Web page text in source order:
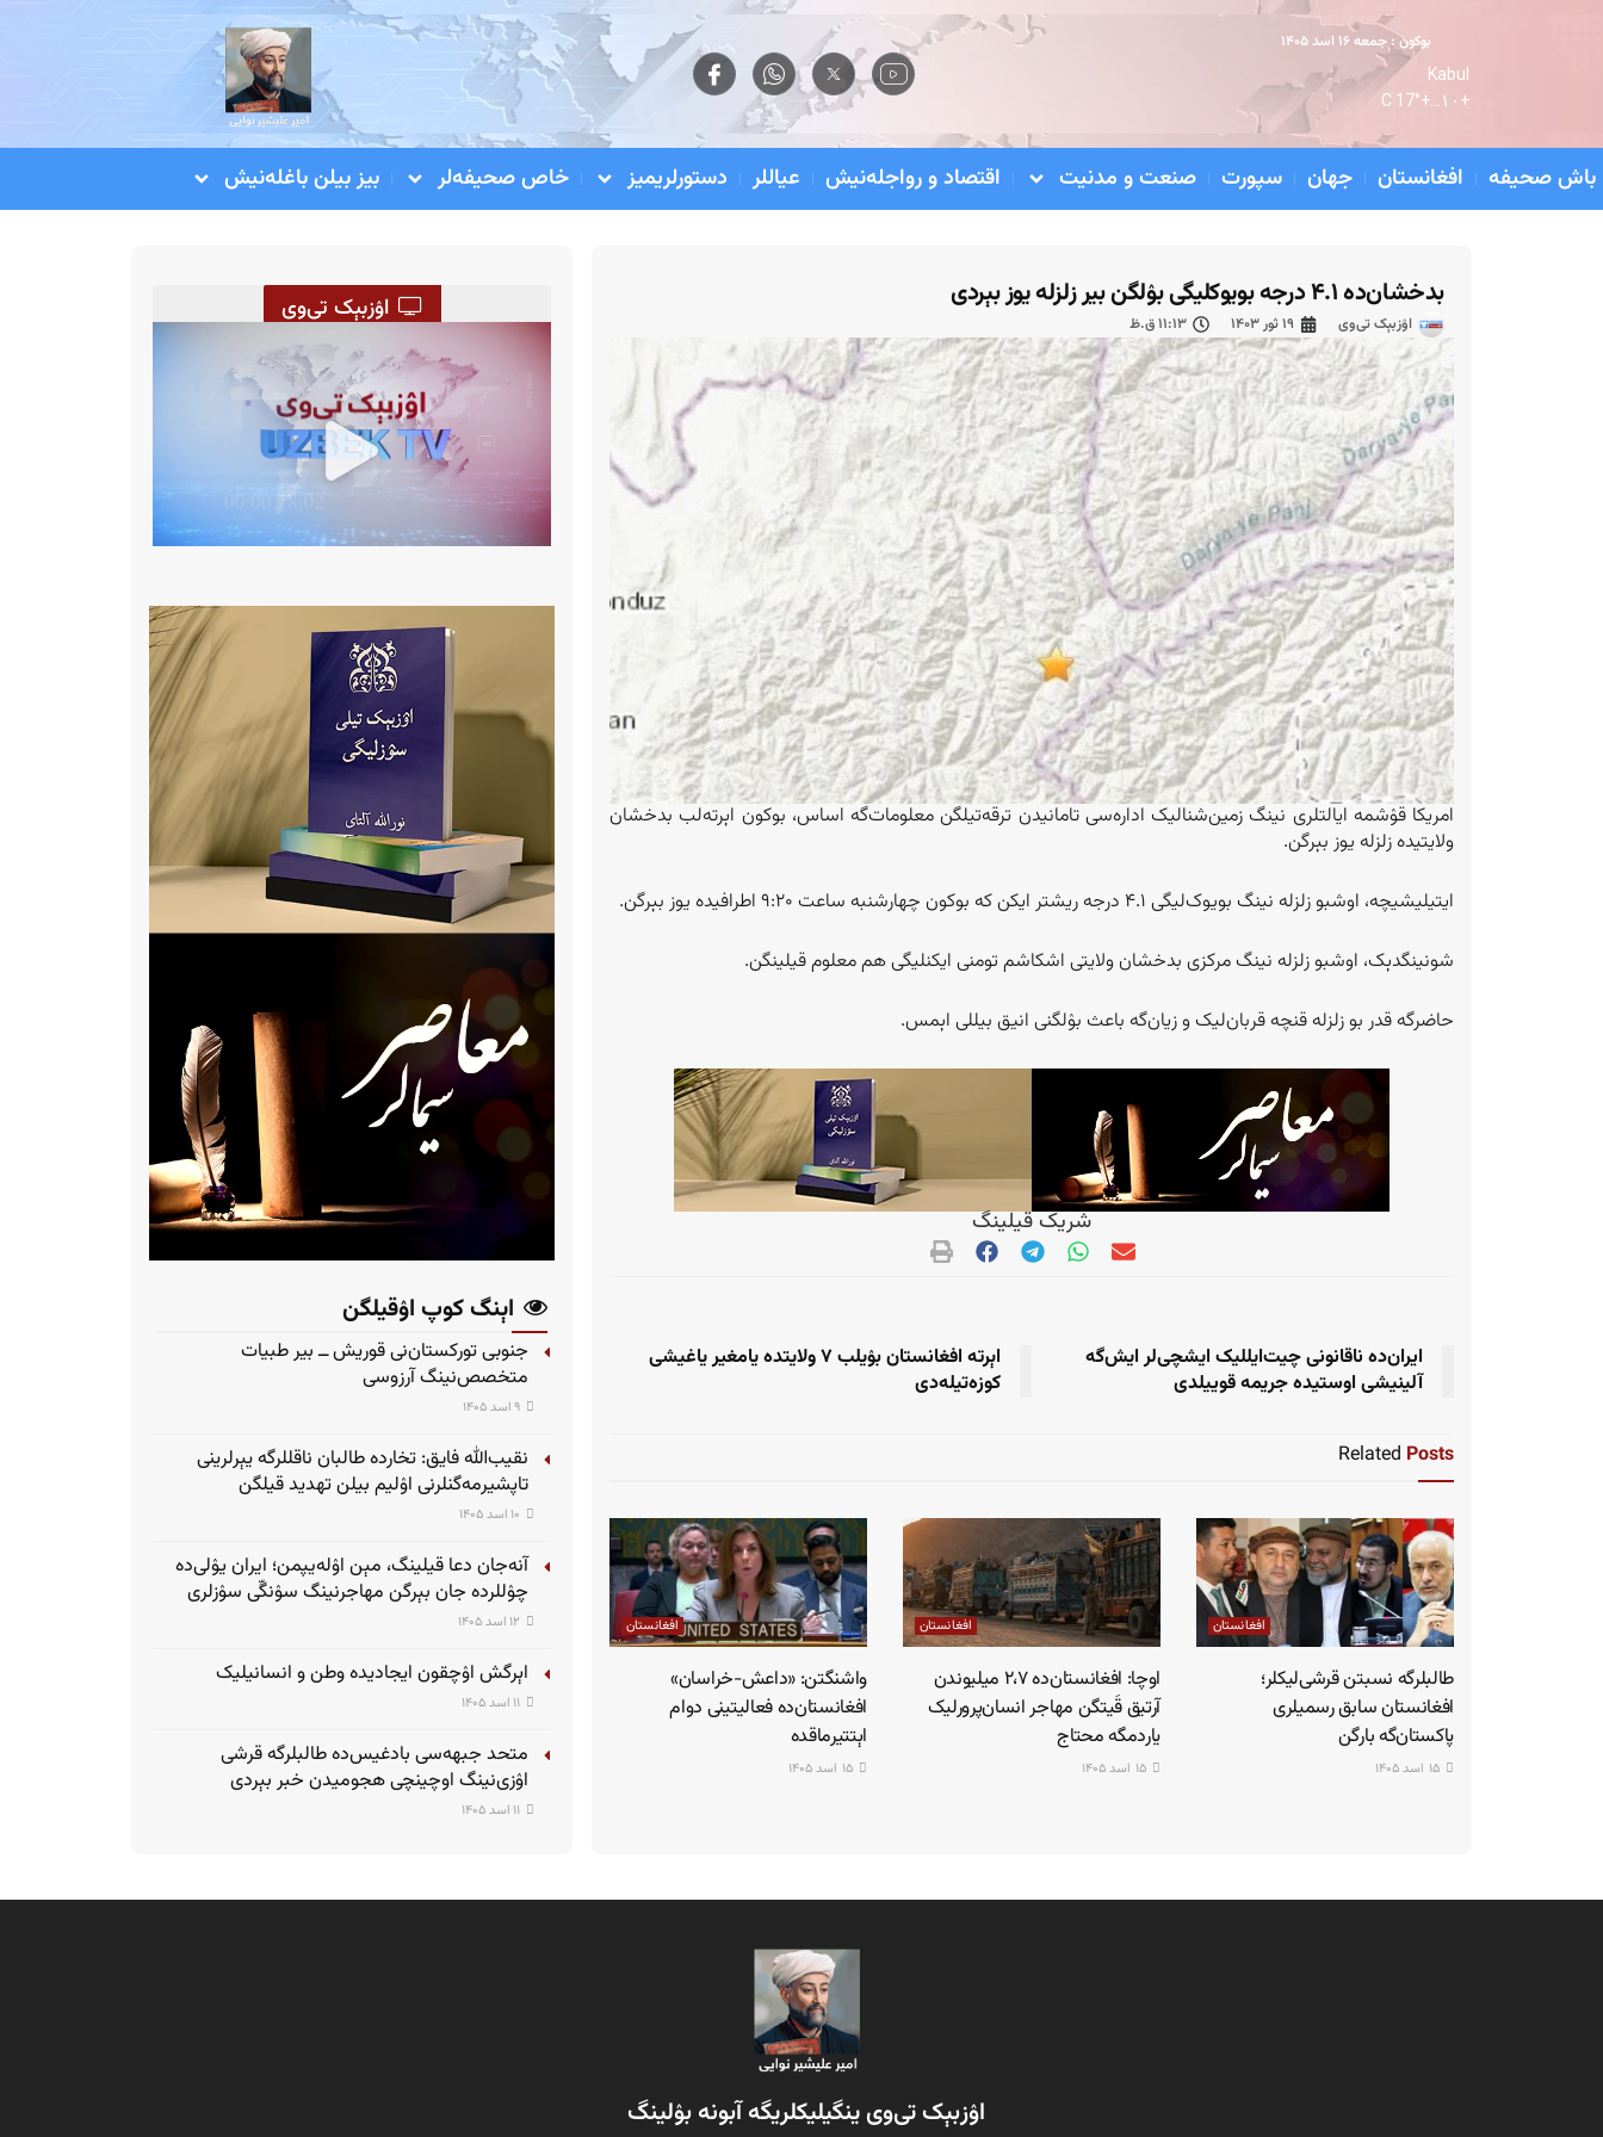
بوکون : جمعه ۱۶ اسد ۱۴۰۵
Kabul
+ ۱۰... +
17° C
باش صحیفه افغانستان جهان سپورت صنعت و مدنیت اقتصاد و رواجله‌نیش عیاللر دستورلریمیز خاص صحیفه‌لر بیز بیلن باغله‌نیش
اۉزبېک تی‌وی
اېنگ کوپ اۉقیلگن
جنوبی تورکستان‌نی قوریش ــ بیر طبیات
متخصص‌نینگ آرزوسی
نقیب‌الله فایق: تخارده طالبان ناقللرگه یېرلرینی
تاپشیرمه‌گنلرنی اۉلیم بیلن تهدید قیلگن
آنه‌جان دعا قیلینگ، مېن اۉله‌یپمن؛ ایران یۉلی‌ده
چۉللرده جان بېرگن مهاجرنینگ سۉنگّی سۉزلری
اېرگش اۉچقون ایجادیده وطن و انسانیلیک
متحد جبهه‌سی بادغیس‌ده طالبلرگه قرشی
اۉزی‌نینگ اوچینچی هجومیدن خبر بېردی
بدخشان‌‌ده ۴.۱ درجه بویوکلیگی بۉلگن بیر زلزله یوز بېردی
اۉزبېک تی‌وی ۱۹ ثور ۱۴۰۳ ۱۱:۱۳ ق.ظ
امریکا قۉشمه ایالتلری نینگ زمین‌شنالیک اداره‌سی تامانیدن ترقه‌تیلگن معلومات‌گه اساس، بوکون اېرته‌لب بدخشان
ولایتیده زلزله یوز بېرگن.
ایتیلیشیچه، اوشبو زلزله نینگ بویوک‌لیگی ۴.۱ درجه ریشتر ایکن که بوکون چهارشنبه ساعت ۹:۲۰ اطرافیده یوز بېرگن.
شونینگدېک، اوشبو زلزله نینگ مرکزی بدخشان ولایتی اشکاشم تومنی ایکنلیگی هم معلوم قیلینگن.
حاضرگه قدر بو زلزله قنچه قربان‌لیک و زیان‌گه باعث بۉلگنی انیق بیللی اېمس.
شریک قیلینگ
ایران‌ده ناقانونی چیت‌ایللیک ایشچی‌لر ایش‌گه
آلینیشی اوستیده جریمه قوییلدی
اېرته افغانستان بۉیلب ۷ ولایتده یامغیر یاغیشی
کوزه‌تیله‌دی
Related Posts
افغانستان
طالبلرگه نسبتن قرشی‌لیکلر؛
افغانستان سابق رسمیلری
پاکستان‌گه بارگن
۱۵ اسد ۱۴۰۵
افغانستان
اوچا: افغانستان‌ده ۲،۷ میلیوندن
آرتیق قَیتگن مهاجر انسان‌پرورلیک
یاردمگه محتاج
۱۵ اسد ۱۴۰۵
افغانستان
وا‌شنگتن: «داعش-خراسان»
افغانستان‌ده فعالیتینی دوام
اېتتیرماقده
۱۵ اسد ۱۴۰۵
اۉزبېک تی‌وی ینگیلیکلریگه آبونه بۉلینگ